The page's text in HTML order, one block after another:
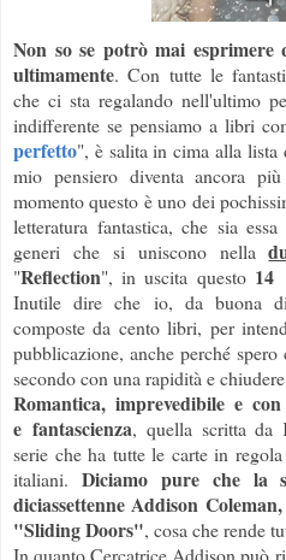
Non so se potrò mai
ultimamente. Con tutte le
che ci sta regalando nell'ultimo
indifferente se pensiamo a libri
perfetto", è salita in cima alla
mio pensiero diventa ancora
momento questo è uno dei
letteratura fantastica, che sia
generi che si uniscono nella
"Reflection", in uscita questo 14
Inutile dire che io, da buona
composte da cento libri, per
pubblicazione, anche perché
secondo con una rapidità e
Romantica, imprevedibile e
e fantascienza,quella scritta da
serie che ha tutte le carte in
italiani. Diciamo pure che la
diciassettenne Addison
"Sliding Doors", cosa che rende
In quanto Cercatrice Addison può